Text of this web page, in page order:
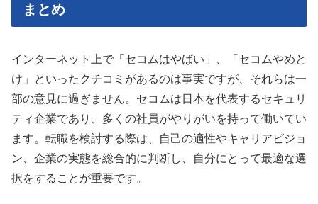
まとめ
インターネット上で「セコムはやばい」、「セコムやめと
け」といったクチコミがあるのは事実ですが、それらは一
部の意見に過ぎません。セコムは日本を代表するセキュリ
ティ企業であり、多くの社員がやりがいを持って働いてい
ます。転職を検討する際は、自己の適性やキャリアビジョ
ン、企業の実態を総合的に判断し、自分にとって最適な選
択をすることが重要です。